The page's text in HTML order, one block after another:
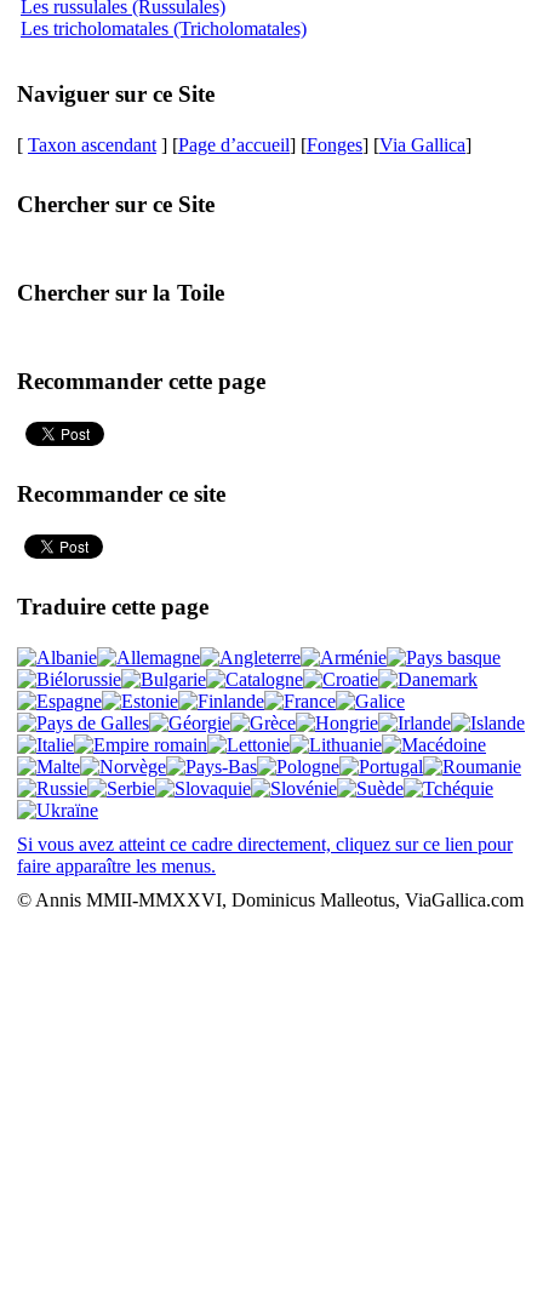
Les russulales (Russulales)
Les tricholomatales (Tricholomatales)
Naviguer sur ce Site
[ Taxon ascendant ] [Page d’accueil] [Fonges] [Via Gallica]
Chercher sur ce Site
Chercher sur la Toile
Recommander cette page
Recommander ce site
Traduire cette page
Si vous avez atteint ce cadre directement, cliquez sur ce lien pour
faire apparaître les menus.
© Annis MMII-MMXXVI, Dominicus Malleotus, ViaGallica.com